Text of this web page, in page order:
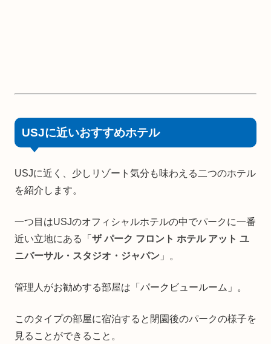
USJに近いおすすめホテル
USJに近く、少しリゾート気分も味わえる二つのホテル
を紹介します。
一つ目はUSJのオフィシャルホテルの中でパークに一番
近い立地にある「 ザ パーク フロント ホテル アット ユ
ニバーサル・スタジオ・ジャパン 」。
管理人がお勧めする部屋は「パークビュールーム」。
このタイプの部屋に宿泊すると閉園後のパークの様子を
見ることができること。